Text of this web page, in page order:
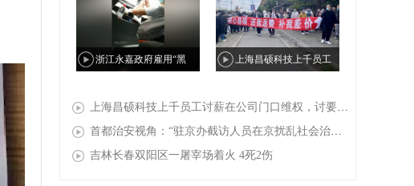
浙江永嘉政府雇用“黑
民，民众：国家信访局改“国
家截访黑帮局”
上海昌硕科技上千员工
求职补贴（返费），现场有
人被警察打伤，十多人被抓
走（二）
上海昌硕科技上千员工讨薪在公司门口维权，讨要求职补贴（返费），现场有人被警察打伤，十多人被抓走（一）
首都治安视角：“驻京办截访人员在京扰乱社会治安”事件背后
吉林长春双阳区一屠宰场着火 4死2伤